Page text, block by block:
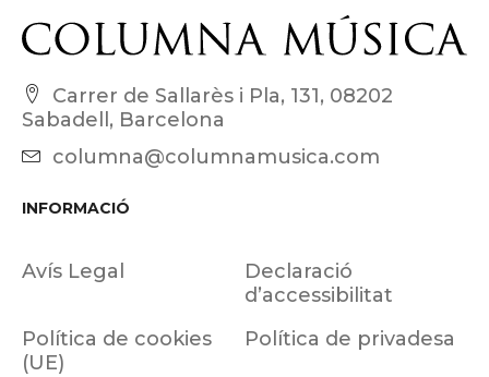
Carrer de Sallarès i Pla, 131, 08202
Sabadell, Barcelona
columna@columnamusica.com
INFORMACIÓ
Avís Legal
Declaració
d’accessibilitat
Política de cookies
(UE)
Política de privadesa